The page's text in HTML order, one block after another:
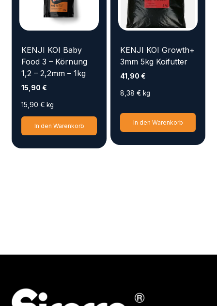
KENJI KOI Baby
Food 3 – Körnung
1,2 – 2,2mm – 1kg
15,90 €
15,90 € kg
In den Warenkorb
KENJI KOI Growth+
3mm 5kg Koifutter
41,90 €
8,38 € kg
In den Warenkorb